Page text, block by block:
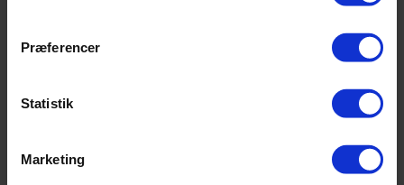
Præferencer
Statistik
Marketing